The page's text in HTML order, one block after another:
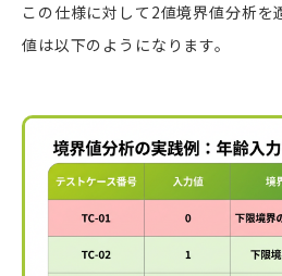
この仕様に対して2値境界値分析を
値は以下のようになります。